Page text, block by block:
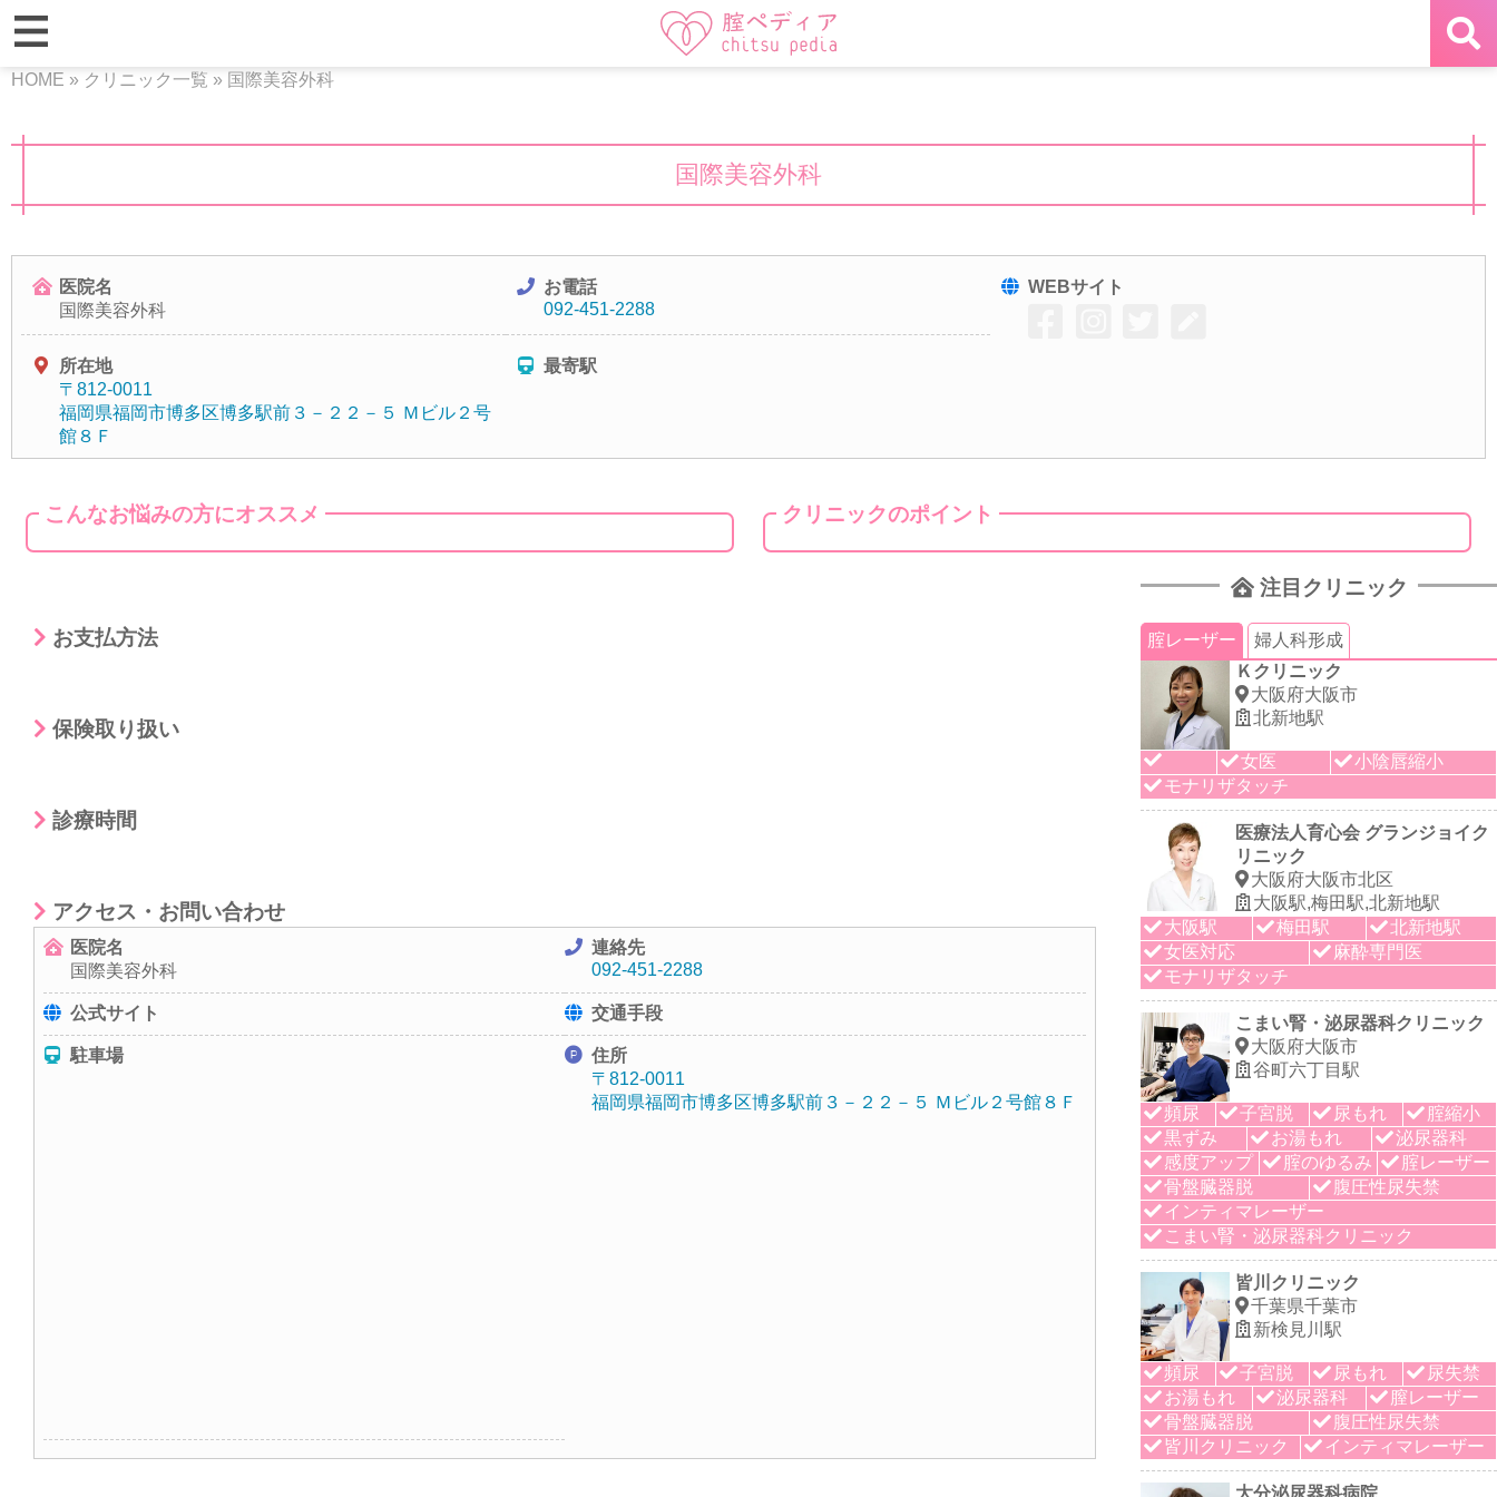
HOME » クリニック一覧 » 国際美容外科
国際美容外科
医院名
国際美容外科
所在地
〒812-0011
福岡県福岡市博多区博多駅前３－２２－５ Ｍビル２号
館８Ｆ
最寄駅
お電話
092-451-2288
WEBサイト
こんなお悩みの方にオススメ クリニックのポイント
お支払方法
保険取り扱い
診療時間
アクセス・お問い合わせ
医院名
国際美容外科
連絡先
092-451-2288
公式サイト 交通手段
駐車場
住所
〒812-0011
福岡県福岡市博多区博多駅前３－２２－５ Ｍビル２号館８Ｆ
注目クリニック
腟レーザー
婦人科形成
Ｋクリニック
大阪府大阪市
北新地駅
女医
小陰唇縮小
モナリザタッチ
医療法人育心会 グランジョイク
リニック
大阪府大阪市北区
大阪駅,梅田駅,北新地駅
大阪駅
梅田駅
北新地駅
女医対応
麻酔専門医
モナリザタッチ
こまい腎・泌尿器科クリニック
大阪府大阪市
谷町六丁目駅
頻尿 子宮脱 尿もれ
腟縮小
黒ずみ
お湯もれ
泌尿器科
感度アップ
腟のゆるみ
腟レーザー
骨盤臓器脱
腹圧性尿失禁
インティマレーザー
こまい腎・泌尿器科クリニック
皆川クリニック
千葉県千葉市
新検見川駅
頻尿 子宮脱 尿もれ
尿失禁
お湯もれ
泌尿器科
膣レーザー
骨盤臓器脱
腹圧性尿失禁
皆川クリニック
インティマレーザー